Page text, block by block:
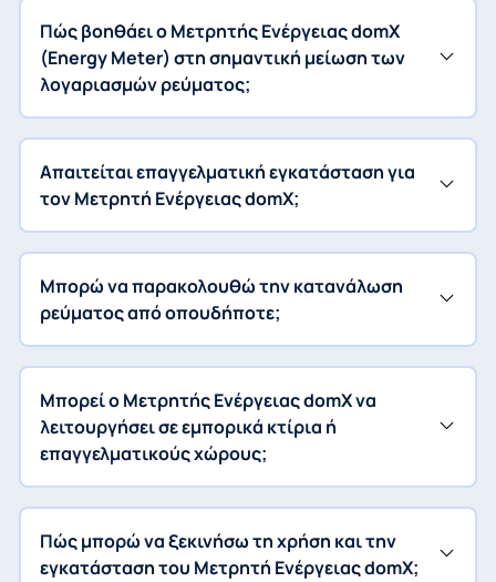
Πώς βοηθάει ο Μετρητής Ενέργειας domX
(Energy Meter) στη σημαντική μείωση των
λογαριασμών ρεύματος;
Απαιτείται επαγγελματική εγκατάσταση για
τον Μετρητή Ενέργειας domX;
Μπορώ να παρακολουθώ την κατανάλωση
ρεύματος από οπουδήποτε;
Μπορεί ο Μετρητής Ενέργειας domX να
λειτουργήσει σε εμπορικά κτίρια ή
επαγγελματικούς χώρους;
Πώς μπορώ να ξεκινήσω τη χρήση και την
εγκατάσταση του Μετρητή Ενέργειας domX;